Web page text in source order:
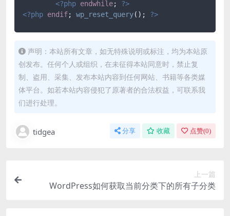
<?php endwhile; ?>
<?php endif; wp_reset_query(); ?>
声明：本站所有文章，如无特殊说明或标注，均为本站原
创发布。任何个人或组织，在未征得本站同意时，禁止复
制、盗用、采集、发布本站内容到任何网站、书籍等各类媒
体平台。如若本站内容侵犯了原著者的合法权益，可联系我
们进行处理。
tidgea 分享 收藏 点赞(0)
上一篇
WordPress如何获取当前分类下的所有子分类